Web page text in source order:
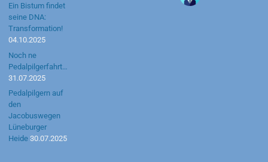
Ein Bistum findet
seine DNA:
Transformation!
04.10.2025
Noch ne
Pedalpilgerfahrt…
31.07.2025
Pedalpilgern auf
den
Jacobuswegen
Lüneburger
Heide 30.07.2025